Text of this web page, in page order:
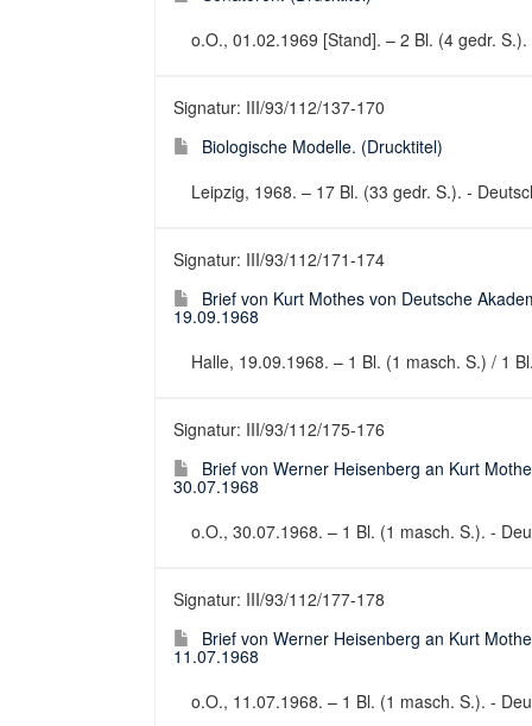
o.O., 01.02.1969 [Stand]. – 2 Bl. (4 gedr.
Signatur: III/93/112/137-170
Biologische Modelle. (Drucktitel)
Leipzig, 1968. – 17 Bl. (33 gedr. S.). -
Signatur: III/93/112/171-174
Brief von Kurt Mothes von Deutsche
19.09.1968
Halle, 19.09.1968. – 1 Bl. (1 masch. S.) / 1
Signatur: III/93/112/175-176
Brief von Werner Heisenberg an Kurt
30.07.1968
o.O., 30.07.1968. – 1 Bl. (1 masch. S.). -
Signatur: III/93/112/177-178
Brief von Werner Heisenberg an Kurt
11.07.1968
o.O., 11.07.1968. – 1 Bl. (1 masch. S.). -